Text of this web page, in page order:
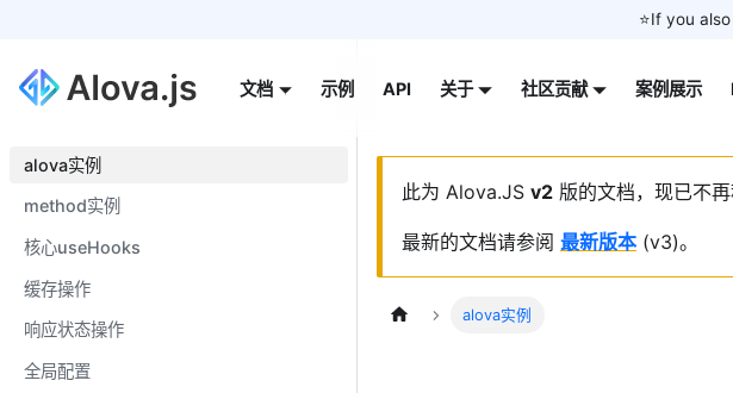
⭐️If you
文档 示例 API 关于 社区贡献 案例展示
alova实例
method实例
核心useHooks
缓存操作
响应状态操作
全局配置
此为 Alova.JS v2 版的文档，现已不再
最新的文档请参阅 最新版本(v3)。
alova实例